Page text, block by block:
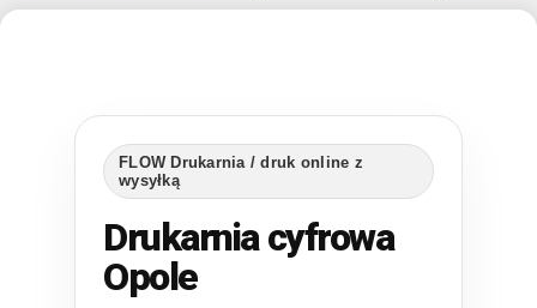
FLOW Drukarnia / druk online z
wysyłką
Drukarnia cyfrowa
Opole